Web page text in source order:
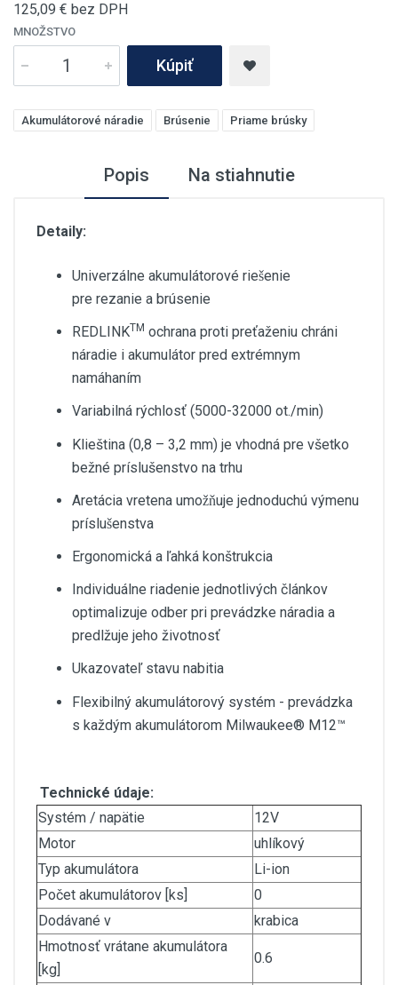
125,09 € bez DPH
MNOŽSTVO
Kúpiť
Akumulátorové náradie Brúsenie Priame brúsky
Popis Na stiahnutie
Detaily:
Univerzálne akumulátorové riešenie
pre rezanie a brúsenie
REDLINKTM ochrana proti preťaženiu chráni
náradie i akumulátor pred extrémnym
namáhaním
Variabilná rýchlosť (5000-32000 ot./min)
Klieština (0,8 – 3,2 mm) je vhodná pre všetko
bežné príslušenstvo na trhu
Aretácia vretena umožňuje jednoduchú výmenu
príslušenstva
Ergonomická a ľahká konštrukcia
Individuálne riadenie jednotlivých článkov
optimalizuje odber pri prevádzke náradia a
predlžuje jeho životnosť
Ukazovateľ stavu nabitia
Flexibilný akumulátorový systém - prevádzka
s každým akumulátorom Milwaukee® M12™
Technické údaje:
Systém / napätie
12V
Motor
uhlíkový
Typ akumulátora
Li-ion
Počet akumulátorov [ks]
0
Dodávané v
krabica
Hmotnosť vrátane akumulátora
[kg]
0.6